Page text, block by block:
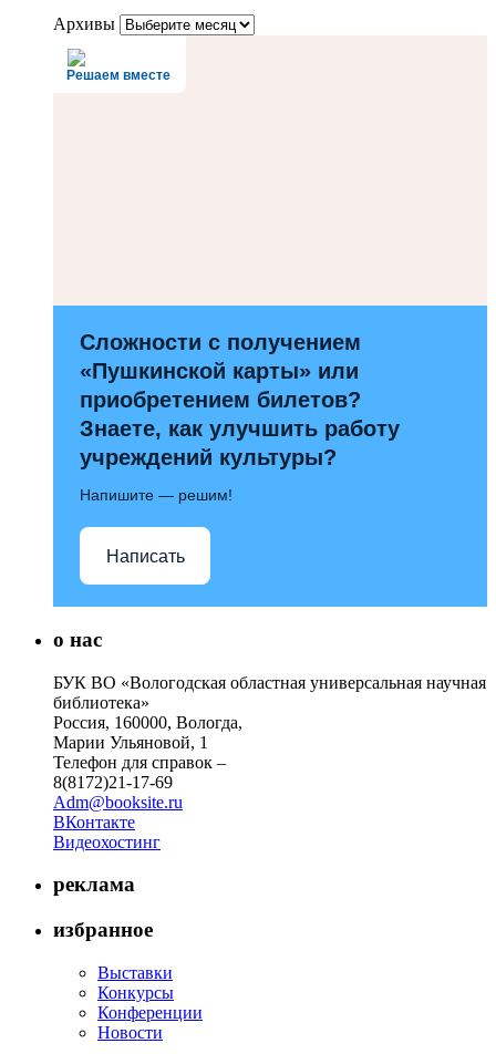
Архивы
Решаем вместе
Сложности с получением
«Пушкинской карты» или
приобретением билетов?
Знаете, как улучшить работу
учреждений культуры?
Напишите — решим!
Написать
о нас
БУК ВО «Вологодская областная универсальная научная
библиотека»
Россия, 160000, Вологда,
Марии Ульяновой, 1
Телефон для справок –
8(8172)21-17-69
Adm@booksite.ru
ВКонтакте
Видеохостинг
реклама
избранное
Выставки
Конкурсы
Конференции
Новости